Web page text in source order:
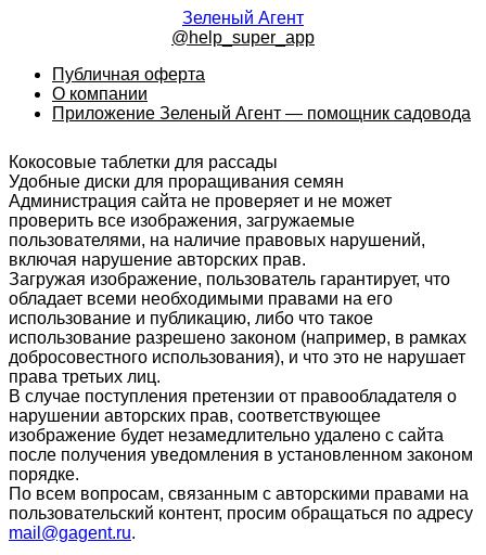
Зеленый Агент
@help_super_app
Публичная оферта
О компании
Приложение Зеленый Агент — помощник садовода
Кокосовые таблетки для рассады
Удобные диски для проращивания семян
Администрация сайта не проверяет и не может
проверить все изображения, загружаемые
пользователями, на наличие правовых нарушений,
включая нарушение авторских прав.
Загружая изображение, пользователь гарантирует, что
обладает всеми необходимыми правами на его
использование и публикацию, либо что такое
использование разрешено законом (например, в рамках
добросовестного использования), и что это не нарушает
права третьих лиц.
В случае поступления претензии от правообладателя о
нарушении авторских прав, соответствующее
изображение будет незамедлительно удалено с сайта
после получения уведомления в установленном законом
порядке.
По всем вопросам, связанным с авторскими правами на
пользовательский контент, просим обращаться по адресу
mail@gagent.ru.